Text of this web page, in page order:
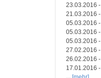
23.03.2016 -
21.03.2016 -
05.03.2016 -
05.03.2016 -
05.03.2016 -
27.02.2016 -
26.02.2016 -
17.01.2016 -